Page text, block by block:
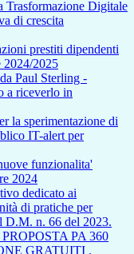
Trasformazione Digitale
di crescita
prestiti dipendenti
2024/2025
Paul Sterling -
a riceverlo in
la sperimentazione di
IT-alert per
funzionalita'
2024
dedicato ai
di pratiche per
D.M. n. 66 del 2023.
PA 360
GRATUITI .